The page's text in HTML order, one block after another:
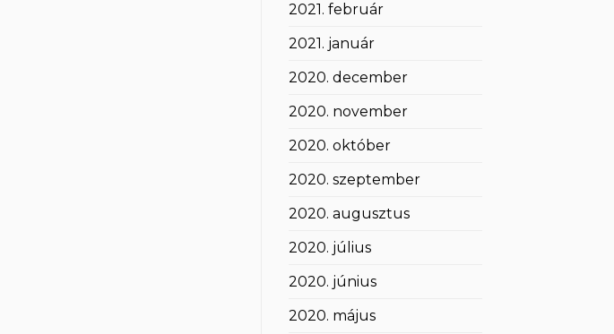
2021. február
2021. január
2020. december
2020. november
2020. október
2020. szeptember
2020. augusztus
2020. július
2020. június
2020. május